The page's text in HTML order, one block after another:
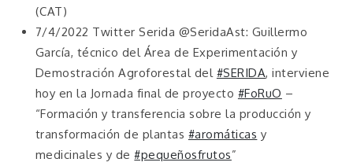
(CAT)
7/4/2022 Twitter Serida @SeridaAst: Guillermo
García, técnico del Área de Experimentación y
Demostración Agroforestal del #SERIDA, interviene
hoy en la Jornada final de proyecto #FoRuO –
“Formación y transferencia sobre la producción y
transformación de plantas #aromáticas y
medicinales y de#pequeñosfrutos”